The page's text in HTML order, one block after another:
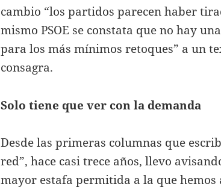
cambio “los partidos parecen haber
mismo PSOE se constata que no hay
para los más mínimos retoques” a un
consagra.
Solo tiene que ver con la demanda
Desde las primeras columnas que
red”, hace casi trece años, llevo
mayor estafa permitida a la que hemos